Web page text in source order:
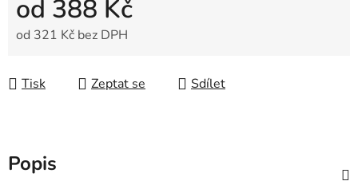
od 388 Kč
od 321 Kč bez DPH
Tisk
Zeptat se Sdílet
Popis